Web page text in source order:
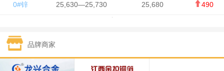
0#锌 25,630—25,730 25,680 490
1#锡 434,750—436,750
1#镍 131,200—132,400
品牌商家